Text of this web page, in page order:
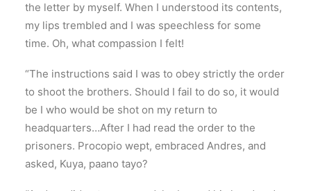
the letter by myself. When I understood its contents,
my lips trembled and I was speechless for some
time. Oh, what compassion I felt!
“The instructions said I was to obey strictly the order
to shoot the brothers. Should I fail to do so, it would
be I who would be shot on my return to
headquarters…After I had read the order to the
prisoners. Procopio wept, embraced Andres, and
asked, Kuya, paano tayo?